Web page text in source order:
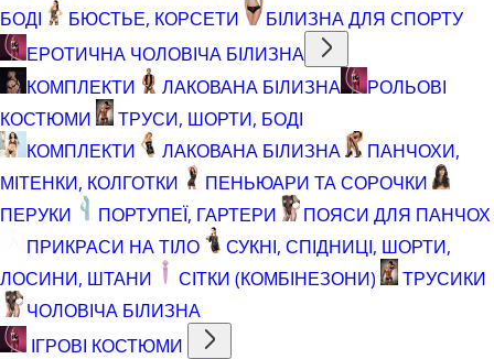
БОДІ
БЮСТЬЕ, КОРСЕТИ
БІЛИЗНА ДЛЯ СПОРТУ
ЕРОТИЧНА ЧОЛОВІЧА БІЛИЗНА
КОМПЛЕКТИ
ЛАКОВАНА БІЛИЗНА
РОЛЬОВІ
КОСТЮМИ
ТРУСИ, ШОРТИ, БОДІ
КОМПЛЕКТИ
ЛАКОВАНА БІЛИЗНА
ПАНЧОХИ,
МІТЕНКИ, КОЛГОТКИ
ПЕНЬЮАРИ ТА СОРОЧКИ
ПЕРУКИ
ПОРТУПЕЇ, ГАРТЕРИ
ПОЯСИ ДЛЯ ПАНЧОХ
ПРИКРАСИ НА ТІЛО
СУКНІ, СПІДНИЦІ, ШОРТИ,
ЛОСИНИ, ШТАНИ
СІТКИ (КОМБІНЕЗОНИ)
ТРУСИКИ
ЧОЛОВІЧА БІЛИЗНА
ІГРОВІ КОСТЮМИ